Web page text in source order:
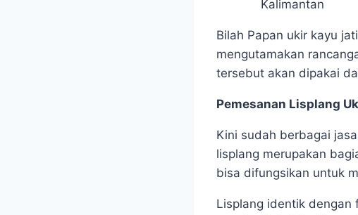
Bilah Papan ukir kayu
mengutamakan
tersebut akan dipakai
Pemesanan Lisplang
Kini sudah berbagai
lisplang merupakan
bisa difungsikan untuk
Lisplang identik dengan